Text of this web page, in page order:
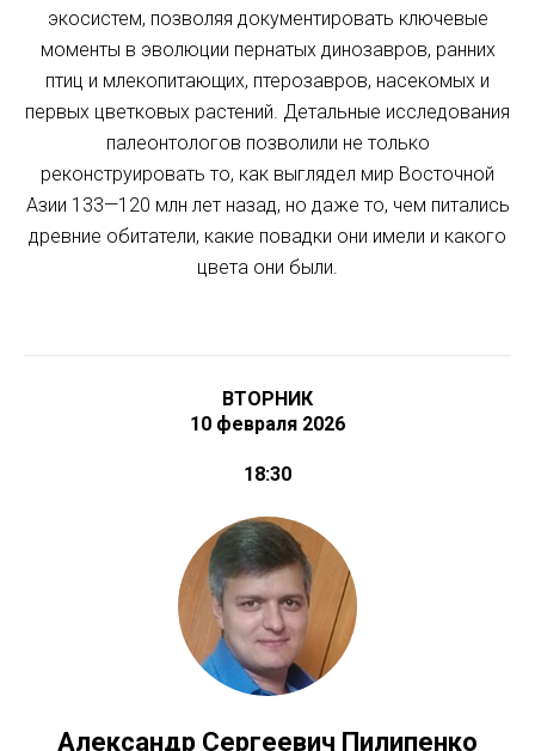
экосистем, позволяя документировать ключевые
моменты в эволюции пернатых динозавров, ранних
птиц и млекопитающих, птерозавров, насекомых и
первых цветковых растений. Детальные исследования
палеонтологов позволили не только
реконструировать то, как выглядел мир Восточной
Азии 133—120 млн лет назад, но даже то, чем питались
древние обитатели, какие повадки они имели и какого
цвета они были.
ВТОРНИК
10 февраля 2026
18:30
Александр Сергеевич Пилипенко